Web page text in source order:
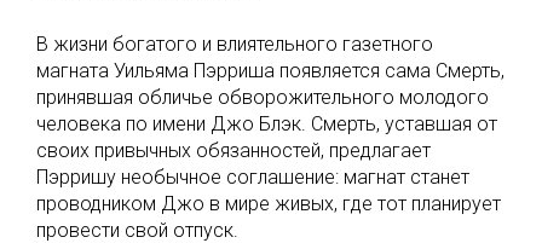
В жизни богатого и влиятельного газетного
магната Уильяма Пэрриша появляется сама Смерть,
принявшая обличье обворожительного молодого
человека по имени Джо Блэк. Смерть, уставшая от
своих привычных обязанностей, предлагает
Пэрришу необычное соглашение: магнат станет
проводником Джо в мире живых, где тот планирует
провести свой отпуск.